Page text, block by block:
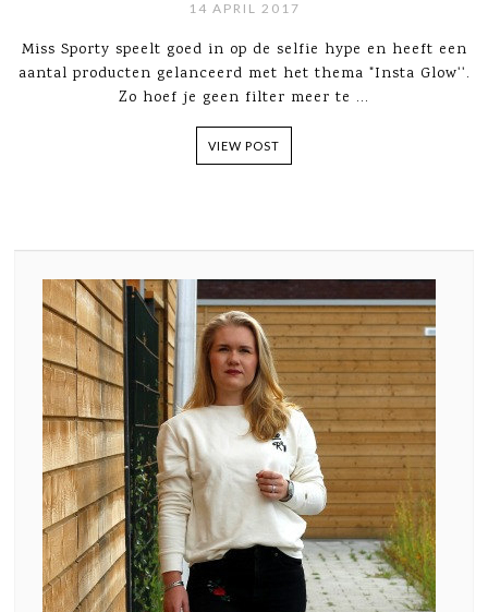
14 APRIL 2017
Miss Sporty speelt goed in op de selfie hype en heeft een
aantal producten gelanceerd met het thema "Insta Glow''.
Zo hoef je geen filter meer te ...
VIEW POST